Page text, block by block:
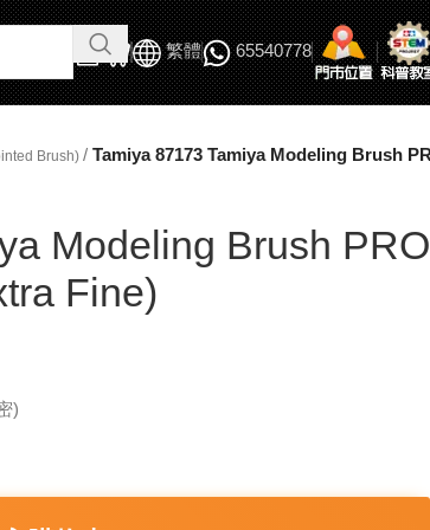
繁體 65540778
Brush) / Tamiya 87173 Tamiya Modeling Brush
Modeling Brush PRO
Fine)
)